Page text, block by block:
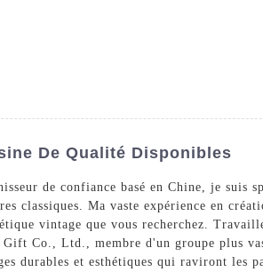
De Qualité Disponibles
de confiance basé en Chine, je suis
classiques. Ma vaste expérience en
vintage que vous recherchez.
Co., Ltd., membre d'un groupe plus
durables et esthétiques qui raviront les